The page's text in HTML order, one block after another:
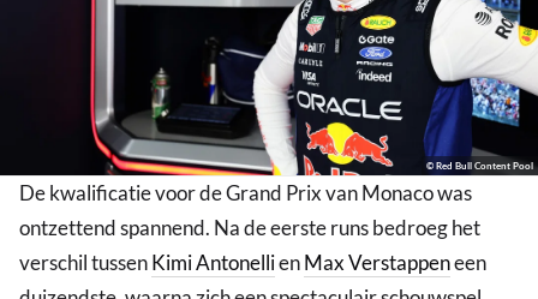
© Red Bull Content Pool
De kwalificatie voor de Grand Prix van Monaco was
ontzettend spannend. Na de eerste runs bedroeg het
verschil tussenKimi AntonellienMax Verstappeneen